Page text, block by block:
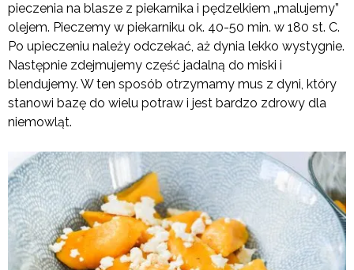
pieczenia na blasze z piekarnika i pędzelkiem „malujemy”
olejem. Pieczemy w piekarniku ok. 40-50 min. w 180 st. C.
Po upieczeniu należy odczekać, aż dynia lekko wystygnie.
Następnie zdejmujemy część jadalną do miski i
blendujemy. W ten sposób otrzymamy mus z dyni, który
stanowi bazę do wielu potraw i jest bardzo zdrowy dla
niemowląt.